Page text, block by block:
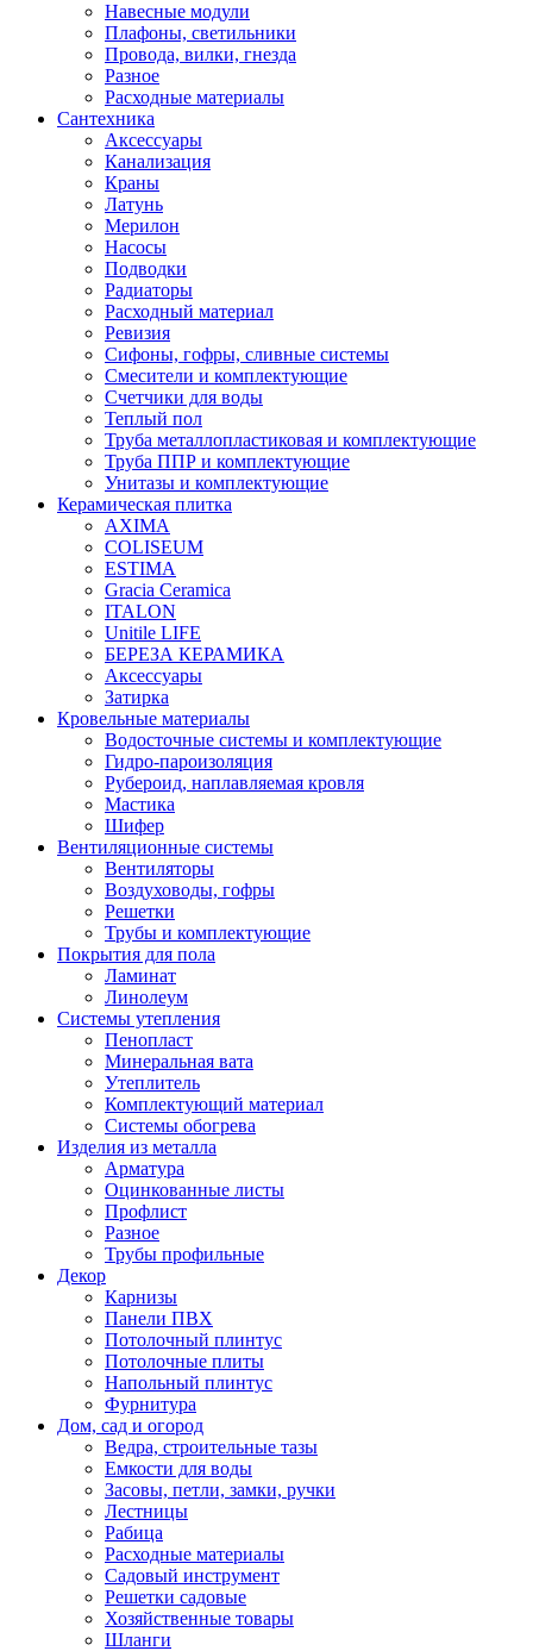
Навесные модули
Плафоны, светильники
Провода, вилки, гнезда
Разное
Расходные материалы
Сантехника
Аксессуары
Канализация
Краны
Латунь
Мерилон
Насосы
Подводки
Радиаторы
Расходный материал
Ревизия
Сифоны, гофры, сливные системы
Смесители и комплектующие
Счетчики для воды
Теплый пол
Труба металлопластиковая и комплектующие
Труба ППР и комплектующие
Унитазы и комплектующие
Керамическая плитка
AXIMA
COLISEUM
ESTIMA
Gracia Ceramica
ITALON
Unitile LIFE
БЕРЕЗА КЕРАМИКА
Аксессуары
Затирка
Кровельные материалы
Водосточные системы и комплектующие
Гидро-пароизоляция
Рубероид, наплавляемая кровля
Мастика
Шифер
Вентиляционные системы
Вентиляторы
Воздуховоды, гофры
Решетки
Трубы и комплектующие
Покрытия для пола
Ламинат
Линолеум
Системы утепления
Пенопласт
Минеральная вата
Утеплитель
Комплектующий материал
Системы обогрева
Изделия из металла
Арматура
Оцинкованные листы
Профлист
Разное
Трубы профильные
Декор
Карнизы
Панели ПВХ
Потолочный плинтус
Потолочные плиты
Напольный плинтус
Фурнитура
Дом, сад и огород
Ведра, строительные тазы
Емкости для воды
Засовы, петли, замки, ручки
Лестницы
Рабица
Расходные материалы
Садовый инструмент
Решетки садовые
Хозяйственные товары
Шланги